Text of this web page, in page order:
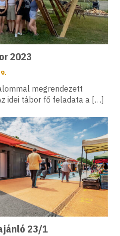
2023
megrendezett
idei tábor fő feladata a […]
23/1